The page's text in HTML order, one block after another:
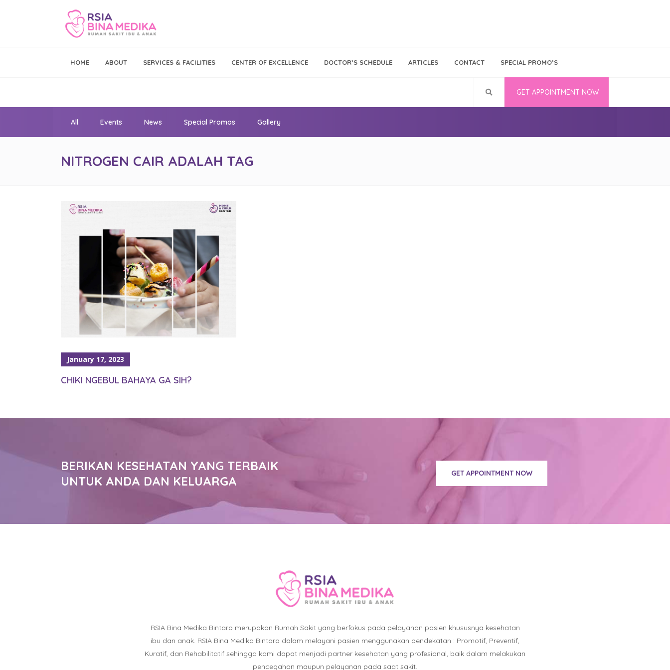
Emergency Call
Call Center
Klinik
Bina Medika
Follow Us
HOME ABOUT SERVICES & FACILITIES CENTER OF EXCELLENCE DOCTOR’S SCHEDULE ARTICLES CONTACT SPECIAL PROMO’S
GET APPOINTMENT NOW
All Events News Special Promos Gallery
NITROGEN CAIR ADALAH TAG
January 17, 2023
CHIKI NGEBUL BAHAYA GA SIH?
BERIKAN KESEHATAN YANG TERBAIK
UNTUK ANDA DAN KELUARGA
GET APPOINTMENT NOW
RSIA Bina Medika Bintaro merupakan Rumah Sakit yang berfokus pada pelayanan pasien khususnya kesehatan
ibu dan anak. RSIA Bina Medika Bintaro dalam melayani pasien menggunakan pendekatan : Promotif, Preventif,
Kuratif, dan Rehabilitatif sehingga kami dapat menjadi partner kesehatan yang profesional, baik dalam melakukan
pencegahan maupun pelayanan pada saat sakit.